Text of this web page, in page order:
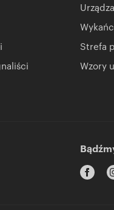
Strefa
Wzory